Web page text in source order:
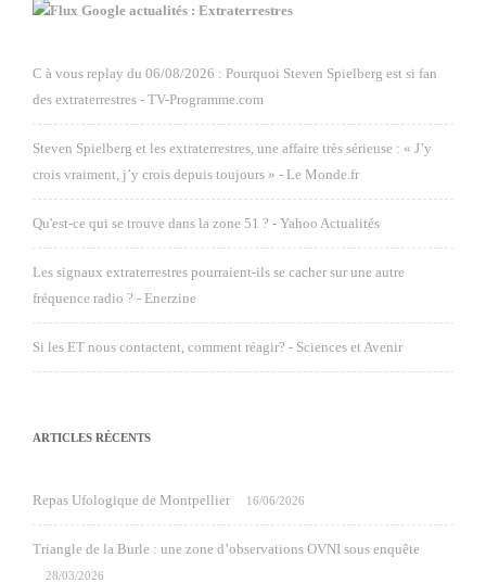
Google actualités : Extraterrestres
C à vous replay du 06/08/2026 : Pourquoi Steven Spielberg est si fan
des extraterrestres - TV-Programme.com
Steven Spielberg et les extraterrestres, une affaire très sérieuse : « J’y
crois vraiment, j’y crois depuis toujours » - Le Monde.fr
Qu'est-ce qui se trouve dans la zone 51 ? - Yahoo Actualités
Les signaux extraterrestres pourraient-ils se cacher sur une autre
fréquence radio ? - Enerzine
Si les ET nous contactent, comment réagir? - Sciences et Avenir
ARTICLES RÉCENTS
Repas Ufologique de Montpellier 16/06/2026
Triangle de la Burle : une zone d’observations OVNI sous enquête
28/03/2026